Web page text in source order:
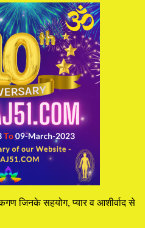
जिनके सहयोग, प्यार व आशीर्वाद से